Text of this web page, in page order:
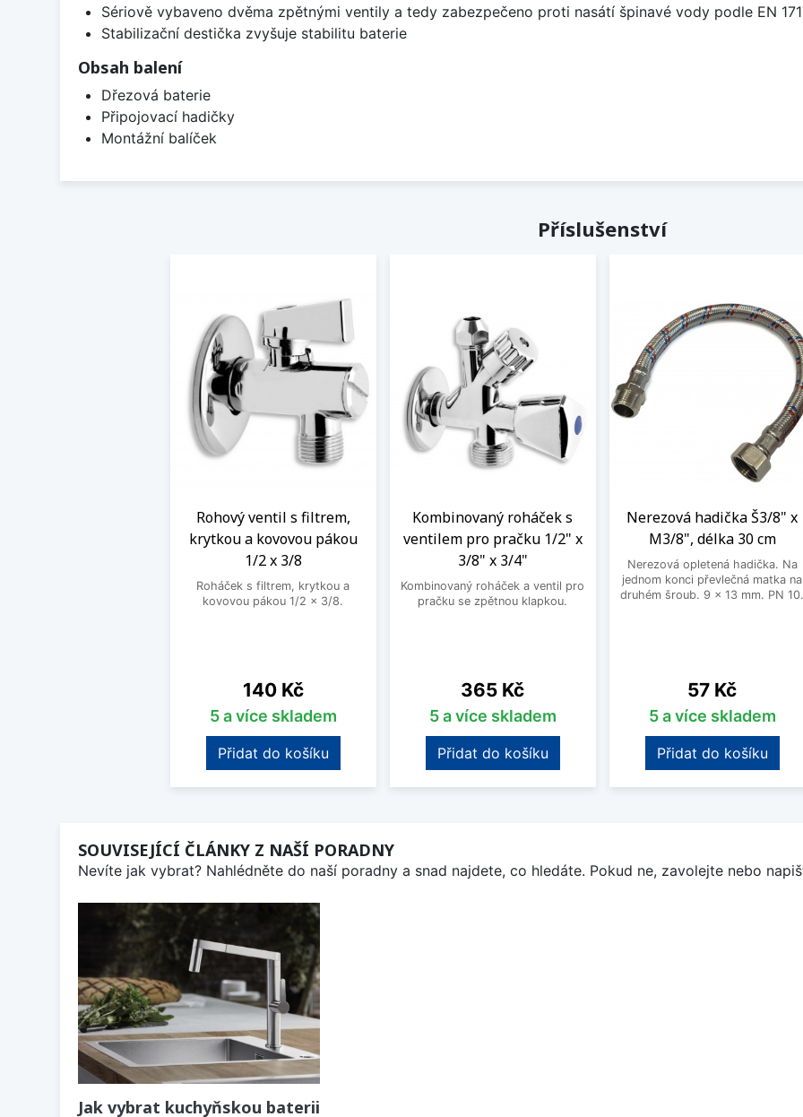
Sériově vybaveno dvěma zpětnými ventily a tedy zabezpečeno proti nasátí špinavé vody podle EN
Stabilizační destička zvyšuje stabilitu baterie
Obsah balení
Dřezová baterie
Připojovací hadičky
Montážní balíček
Příslušenství
Rohový ventil s filtrem,
krytkou a kovovou pákou
1/2 x 3/8
Roháček s filtrem, krytkou a
kovovou pákou 1/2 x 3/8.
Cena
140 Kč
5 a více skladem
Přidat do košíku
Kombinovaný roháček s
ventilem pro pračku 1/2" x
3/8" x 3/4"
Kombinovaný roháček a ventil pro
pračku se zpětnou klapkou.
Cena
365 Kč
5 a více skladem
Přidat do košíku
Nerezová hadička Š3/8" x
M3/8", délka 30 cm
Nerezová opletená hadička. Na
jednom konci převlečná matka na
druhém šroub. 9 x 13 mm. PN 10.
Cena
57 Kč
5 a více skladem
Přidat do košíku
SOUVISEJÍCÍ ČLÁNKY Z NAŠÍ PORADNY
Nevíte jak vybrat? Nahlédněte do naší poradny a snad najdete, co hledáte. Pokud ne, zavolejte nebo
Jak vybrat kuchyňskou baterii